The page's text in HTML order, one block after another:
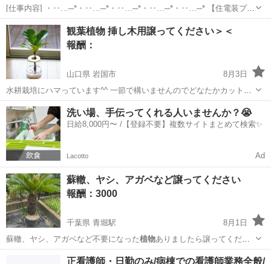
[仕事内容] ・‥…─*・‥…─*・‥…─*・‥…─*・‥…─* 【住電装プラ
テック株式会社】 当社では、 自動車の情報を伝達する重要な役割を果
たしている、 ワイヤーハーネスの配線の分岐や接続を担うコネクタの
製造を成形・プ...
静岡 裾野市 工場
観葉植物 挿し木用譲ってください＞＜
報酬：
山口県 岩国市
8月3日
水耕栽培にハマっています^^ 一節で構いませんのでどなたかカットし
て頂けないでしょうか＞＜ 種類は問いません！
山口 岩国市 買いたい/ください
洗い場、手伝ってくれる人いませんか？😭
日給8,000円〜 /【登録不要】複数サイトまとめて検索✨
Lacotto Ad
蘇轍、ヤシ、アガベなど譲ってください
報酬：3000
千葉県 青堀駅
8月1日
蘇轍、ヤシ、アガベなど不要になった植物ありましたら譲ってくださ
い。サイズも教…
富津市 青堀駅 買いたい/ください
正看護師・日勤のみ/病棟での看護師業務全般/